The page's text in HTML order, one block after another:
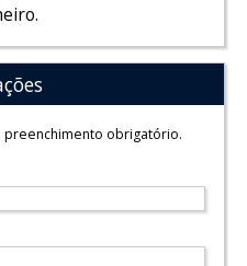
obrigatório.